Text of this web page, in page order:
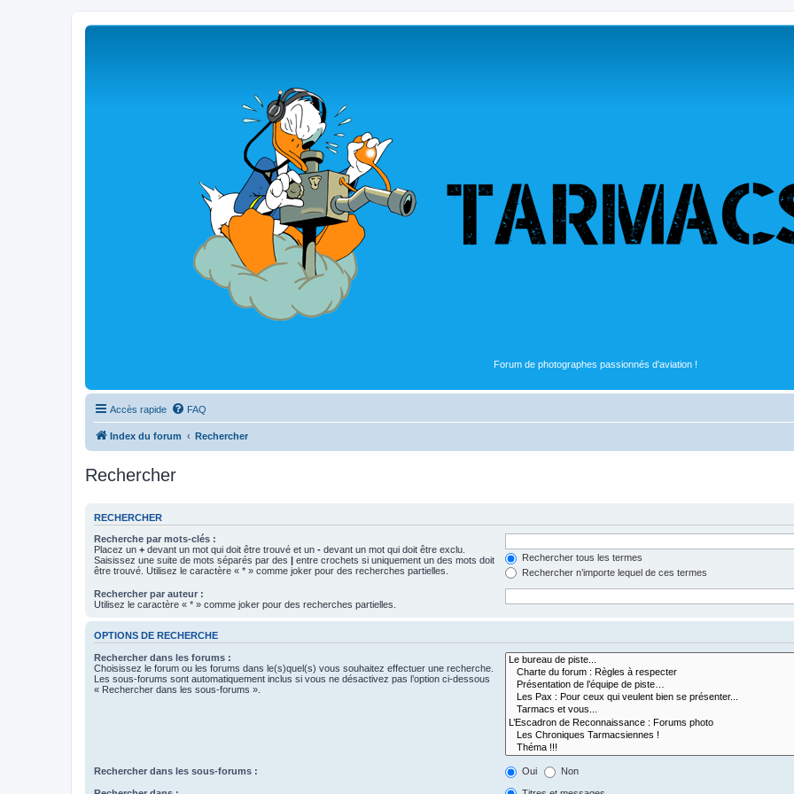
Forum de photographes passionnés d'aviation !
Accès rapide FAQ
Index du forum Rechercher
Rechercher
RECHERCHER
Recherche par mots-clés :
Placez un + devant un mot qui doit être trouvé et un - devant un mot qui doit être exclu.
Saisissez une suite de mots séparés par des | entre crochets si uniquement un des mots doit
être trouvé. Utilisez le caractère « * » comme joker pour des recherches partielles.
Rechercher tous les termes
Rechercher n’importe lequel de ces termes
Rechercher par auteur :
Utilisez le caractère « * » comme joker pour des recherches partielles.
OPTIONS DE RECHERCHE
Rechercher dans les forums :
Choisissez le forum ou les forums dans le(s)quel(s) vous souhaitez effectuer une recherche.
Les sous-forums sont automatiquement inclus si vous ne désactivez pas l’option ci-dessous
« Rechercher dans les sous-forums ».
Rechercher dans les sous-forums : Oui Non